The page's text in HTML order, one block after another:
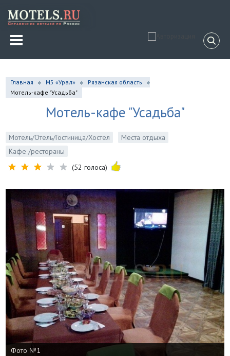
Главная М5 «Урал»
Рязанская область
Мотель-кафе "Усадьба"
Мотель-кафе "Усадьба"
Мотель/Отель/Гостиница/Хостел
Места отдыха
Кафе /рестораны
(52 голоса)
Фото №1